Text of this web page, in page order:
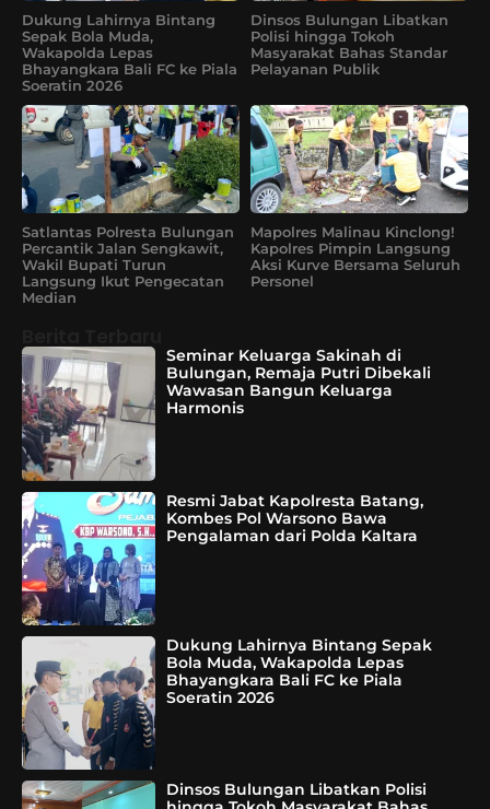
Dukung Lahirnya Bintang
Sepak Bola Muda,
Wakapolda Lepas
Bhayangkara Bali FC ke Piala
Soeratin 2026
Dinsos Bulungan Libatkan
Polisi hingga Tokoh
Masyarakat Bahas Standar
Pelayanan Publik
Satlantas Polresta Bulungan
Percantik Jalan Sengkawit,
Wakil Bupati Turun
Langsung Ikut Pengecatan
Median
Mapolres Malinau Kinclong!
Kapolres Pimpin Langsung
Aksi Kurve Bersama Seluruh
Personel
Seminar Keluarga Sakinah di
Bulungan, Remaja Putri Dibekali
Wawasan Bangun Keluarga
Harmonis
Resmi Jabat Kapolresta Batang,
Kombes Pol Warsono Bawa
Pengalaman dari Polda Kaltara
Dukung Lahirnya Bintang Sepak
Bola Muda, Wakapolda Lepas
Bhayangkara Bali FC ke Piala
Soeratin 2026
Dinsos Bulungan Libatkan Polisi